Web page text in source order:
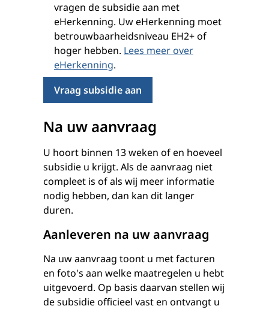
vragen de subsidie aan met
eHerkenning. Uw eHerkenning moet
betrouwbaarheidsniveau EH2+ of
hoger hebben. Lees meer over
eHerkenning.
Vraag subsidie aan
Na uw aanvraag
U hoort binnen 13 weken of en hoeveel
subsidie u krijgt. Als de aanvraag niet
compleet is of als wij meer informatie
nodig hebben, dan kan dit langer
duren.
Aanleveren na uw aanvraag
Na uw aanvraag toont u met facturen
en foto's aan welke maatregelen u hebt
uitgevoerd. Op basis daarvan stellen wij
de subsidie officieel vast en ontvangt u